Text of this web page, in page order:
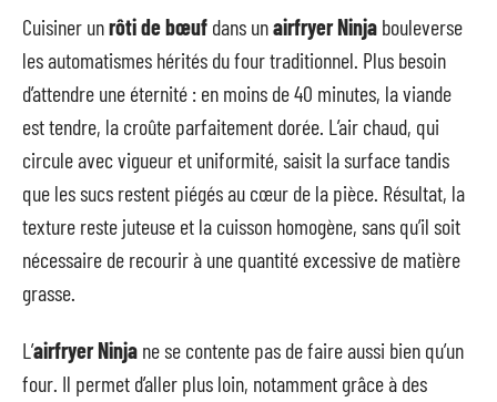
Cuisiner unrôti de bœuf dans unairfryer Ninja bouleverse
les automatismes hérités du four traditionnel. Plus besoin
d’attendre une éternité : en moins de 40 minutes, la viande
est tendre, la croûte parfaitement dorée. L’air chaud, qui
circule avec vigueur et uniformité, saisit la surface tandis
que les sucs restent piégés au cœur de la pièce. Résultat, la
texture reste juteuse et la cuisson homogène, sans qu’il soit
nécessaire de recourir à une quantité excessive de matière
grasse.
L’airfryer Ninja ne se contente pas de faire aussi bien qu’un
four. Il permet d’aller plus loin, notamment grâce à des